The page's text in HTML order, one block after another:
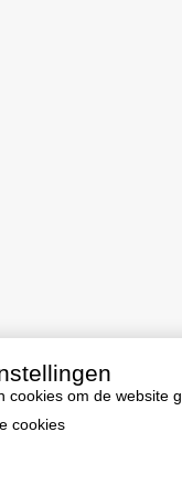
cookies om de website
cookies